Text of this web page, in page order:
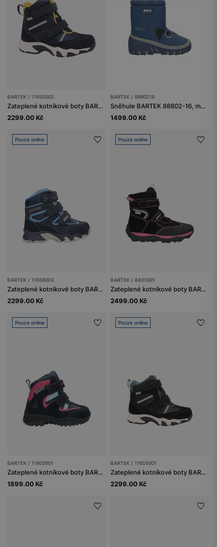
BARTEK / 11655002
Zateplené kotníkové boty BARTEK 11655002, tmavě modré
2299.00 Kč
BARTEK / 8880216
Sněhule BARTEK 88802-16, modré
1499.00 Kč
Pouze online
BARTEK / 11656003
Zateplené kotníkové boty BARTEK 11656003, tmavě modré
2299.00 Kč
Pouze online
BARTEK / 8401065
Zateplené kotníkové boty BARTEK 84010-65, černo-růžové
2499.00 Kč
Pouze online
BARTEK / 11603001
Zateplené kotníkové boty BARTEK 11603001, pro dívky, tmavě modro-růžové
1899.00 Kč
Pouze online
BARTEK / 11655001
Zateplené kotníkové boty BARTEK 11655001, černé
2299.00 Kč